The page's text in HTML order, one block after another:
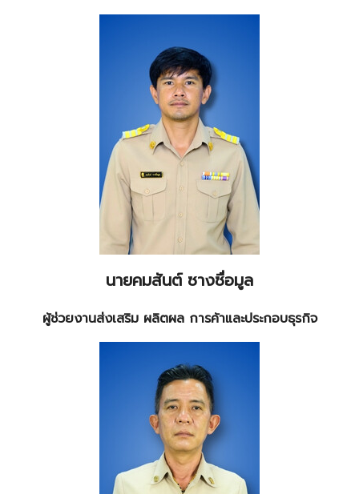
Search
นายคมสันต์ ซางซื่อมูล
ผู้ช่วยงานส่งเสริม ผลิตผล การค้าและประกอบธุรกิจ